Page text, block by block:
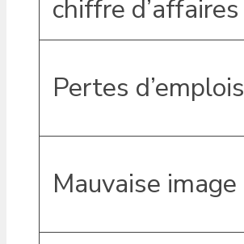
chiffre d’affaires
Pertes d’emplois
Mauvaise image